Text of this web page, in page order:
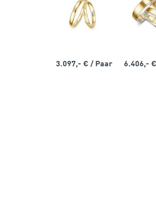
3.097,- € / Paar 6.406,-